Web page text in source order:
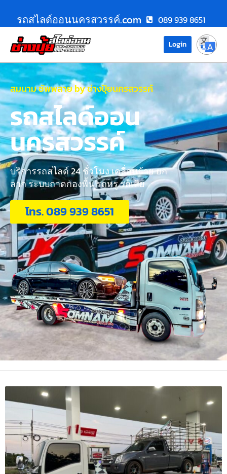
รถสไลด์ออนนครสวรรค์.com 089 939 8651
Login
สมนาม ซัพพลาย by ช่างปุ้ยนครสวรรค์
รถสไลด์ออน
นครสวรรค์
บริการรถสไลด์ 24 ชั่วโมง เคลื่อนย้าย ยก
ลาก ระบบถาดกองพื้น รถหรู รถเสีย
โทร. 089 939 8651